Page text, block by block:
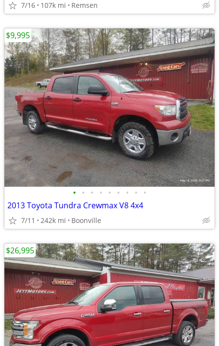
7/16 107k mi Remsen
• • • • • • • • •
2013 Toyota Tundra Crewmax V8 4x4
7/11 242k mi Boonville
$9,995
$26,995